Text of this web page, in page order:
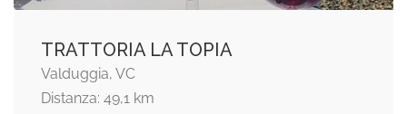
TRATTORIA LA TOPIA
Valduggia, VC
Distanza: 49,1 km